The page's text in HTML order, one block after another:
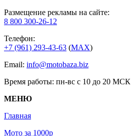
Размещение рекламы на сайте:
8 800 300-26-12
Телефон:
+7 (961) 293-43-63 (МАХ)
Email: info@motobaza.biz
Время работы: пн-вс с 10 до 20 МСК
МЕНЮ
Главная
Мото за 1000р